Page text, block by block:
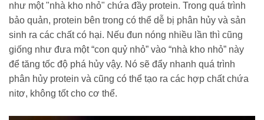
như một "nhà kho nhỏ" chứa đầy protein. Trong quá trình
bảo quản, protein bên trong có thể dễ bị phân hủy và sản
sinh ra các chất có hại. Nếu đun nóng nhiều lần thì cũng
giống như đưa một “con quỷ nhỏ” vào “nhà kho nhỏ” này
để tăng tốc độ phá hủy vậy. Nó sẽ đẩy nhanh quá trình
phân hủy protein và cũng có thể tạo ra các hợp chất chứa
nitơ, không tốt cho cơ thể.